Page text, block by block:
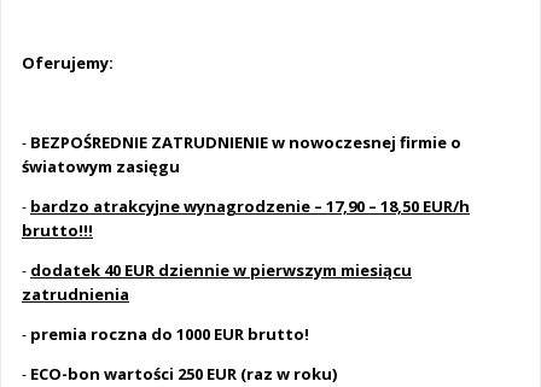
Oferujemy:
- BEZPOŚREDNIE ZATRUDNIENIE w nowoczesnej firmie o
światowym zasięgu
- bardzo atrakcyjne wynagrodzenie – 17,90 – 18,50 EUR/h
brutto!!!
- dodatek 40 EUR dziennie w pierwszym miesiącu
zatrudnienia
- premia roczna do 1000 EUR brutto!
- ECO-bon wartości 250 EUR (raz w roku)